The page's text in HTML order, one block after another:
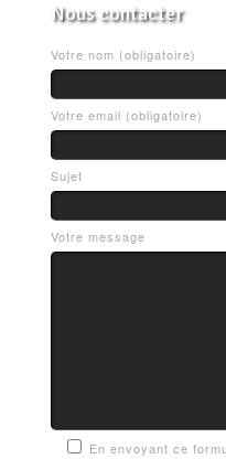
Nous contacter
Votre nom (obligatoire)
Votre email (obligatoire)
Sujet
Votre message
En envoyant ce